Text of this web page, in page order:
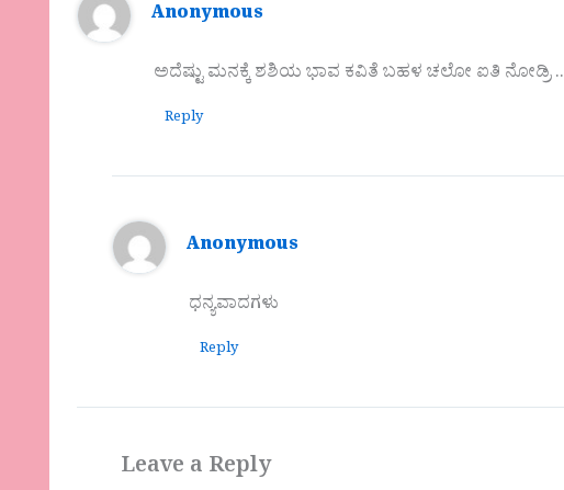
Anonymous
ಅದೆಷ್ಟು ಮನಕ್ಕೆ ಶಶಿಯ ಭಾವ ಕವಿತೆ ಬಹಳ ಚಲೋ ಐತಿ ನೋಡ್ರಿ ..
Reply
Anonymous
ಧನ್ಯವಾದಗಳು
Reply
Leave a Reply